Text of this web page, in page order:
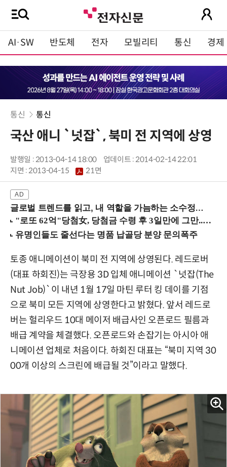
AI·SW 반도체 전자 모빌리티 통신 경제
통신 통신
국산 애니 `넛잡`, 북미 전 지역에 상영
발행일 : 2013-04-14 18:00
업데이트 : 2014-02-14 22:01
지면 :2013-04-15 21면
글로벌 트렌드를 읽고, 내 역할을 가늠하는 소수정예 실습 워크숍 (8/28 신논현역)
토종 애니메이션이 북미 전 지역에 상영된다. 레드로버
(대표 하회진)는 극장용 3D 입체 애니메이션 `넛잡(The
Nut Job)`이 내년 1월 17일 마틴 루터 킹 데이를 기점
으로 북미 모든 지역에 상영한다고 밝혔다. 앞서 레드로
버는 헐리우드 10대 메이저 배급사인 오픈로드 필름과
배급 계약을 체결했다. 오픈로드와 손잡기는 아시아 애
니메이션 업체로 처음이다. 하회진 대표는 “북미 지역 30
00개 이상의 스크린에 배급될 것”이라고 말했다.